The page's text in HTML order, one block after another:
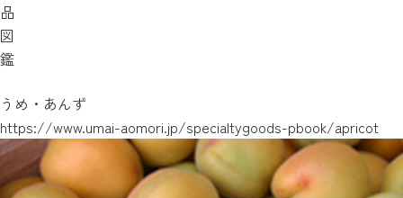
品
図
鑑
うめ・あんず
https://www.umai-aomori.jp/specialtygoods-pbook/apricot